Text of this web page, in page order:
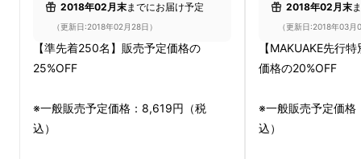
2018年02月末までにお届け予定
（更新日:2018年02月28日）
【準先着250名】販売予定価格の
25%OFF
※一般販売予定価格：8,619円（税
込）
2018年02月末
（更新日:2018年03月
【MAKUAKE先行
価格の20%OFF
※一般販売予定価格
込）